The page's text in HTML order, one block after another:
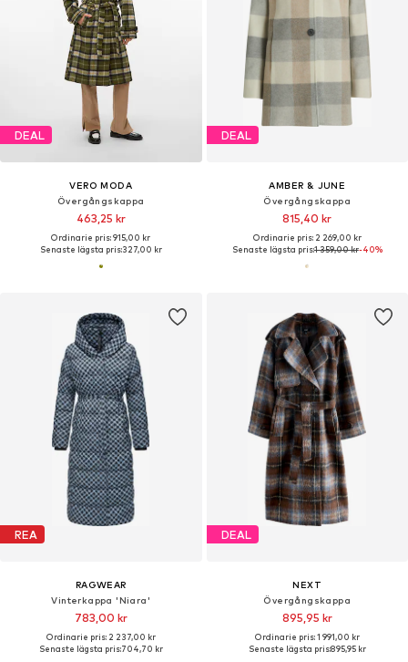
DEAL
VERO MODA
Övergångskappa
463,25 kr
Ordinarie pris: 915,00 kr
Senaste lägsta pris:327,00 kr
DEAL
AMBER & JUNE
Övergångskappa
815,40 kr
Ordinarie pris: 2 269,00 kr
Senaste lägsta pris:1 359,00 kr-40%
REA
RAGWEAR
Vinterkappa 'Niara'
783,00 kr
Ordinarie pris: 2 237,00 kr
Senaste lägsta pris:704,70 kr
DEAL
NEXT
Övergångskappa
895,95 kr
Ordinarie pris: 1 991,00 kr
Senaste lägsta pris:895,95 kr